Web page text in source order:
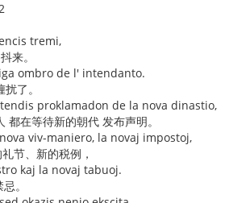
tremi,
来。
ombro de l' intendanto.
了。
proklamadon de la nova dinastio,
都在等待新的朝代 发布声明。
viv-maniero, la novaj impostoj,
节、新的税例，
kaj la novaj tabuoj.
。